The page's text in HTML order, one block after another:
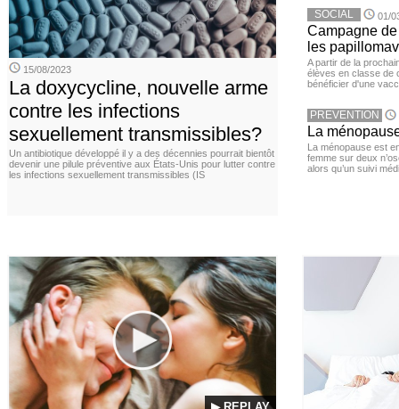
15/08/2023
La doxycycline, nouvelle arme
contre les infections
sexuellement transmissibles?
Un antibiotique développé il y a des décennies pourrait bientôt
devenir une pilule préventive aux États-Unis pour lutter contre
les infections sexuellement transmissibles (IS
SOCIAL 01/
Campagne
les
A partir de la
élèves en classe de
bénéficier d'une
PREVENTION
La
La ménopause est
femme sur deux
alors qu’un suivi